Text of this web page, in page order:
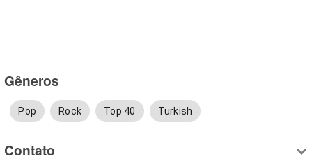
Gêneros
Pop Rock Top 40 Turkish
Contato